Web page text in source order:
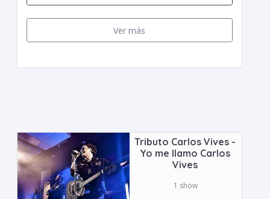
Ver más
Tributo Carlos Vives -
Yo me llamo Carlos
Vives
1 show